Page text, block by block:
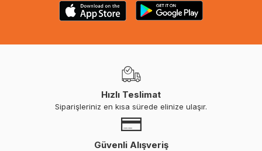
Hızlı Teslimat
Siparişleriniz en kısa sürede elinize ulaşır.
Güvenli Alışveriş